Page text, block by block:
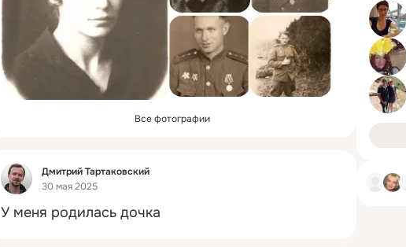
Все фотографии
Фид
Дмитрий Тартаковский
30 мая 2025
У меня родилась дочка